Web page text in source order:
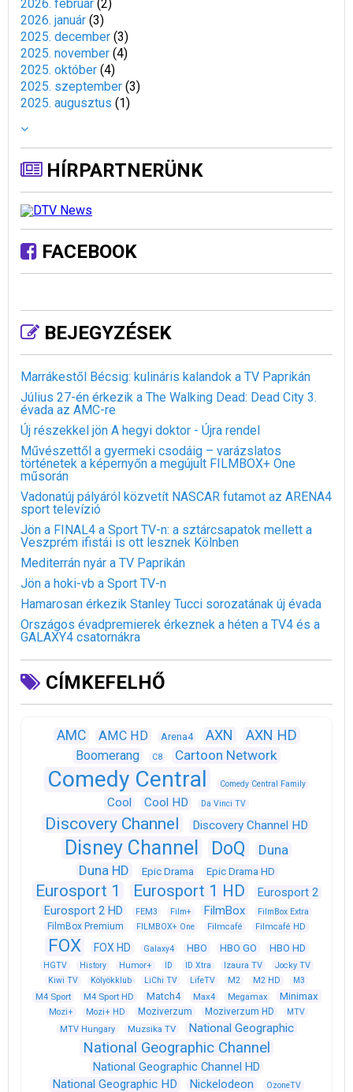
2026. február (2)
2026. január (3)
2025. december (3)
2025. november (4)
2025. október (4)
2025. szeptember (3)
2025. augusztus (1)
HÍRPARTNERÜNK
FACEBOOK
BEJEGYZÉSEK
Marrákestől Bécsig: kulináris kalandok a TV Paprikán
Július 27-én érkezik a The Walking Dead: Dead City 3.
évada az AMC-re
Új részekkel jön A hegyi doktor - Újra rendel
Művészettől a gyermeki csodáig – varázslatos
történetek a képernyőn a megújult FILMBOX+ One
műsorán
Vadonatúj pályáról közvetít NASCAR futamot az ARENA4
sport televízió
Jön a FINAL4 a Sport TV-n: a sztárcsapatok mellett a
Veszprém ifistái is ott lesznek Kölnben
Mediterrán nyár a TV Paprikán
Jön a hoki-vb a Sport TV-n
Hamarosan érkezik Stanley Tucci sorozatának új évada
Országos évadpremierek érkeznek a héten a TV4 és a
GALAXY4 csatornákra
CÍMKEFELHŐ
AMC AMC HD Arena4 AXN AXN HD
Boomerang C8 Cartoon Network
Comedy Central Comedy Central Family
Cool Cool HD Da Vinci TV
Discovery Channel Discovery Channel HD
Disney Channel DoQ
Duna
Duna HD
Epic Drama Epic Drama HD
Eurosport 1 Eurosport 1 HD
Eurosport 2
Eurosport 2 HD
FEM3 Film+ FilmBox FilmBox Extra
FilmBox Premium FILMBOX+ One Filmcafé Filmcafé HD
FOX FOX HD Galaxy4 HBO HBO GO HBO HD
HGTV History Humor+ ID ID Xtra Izaura TV
Jocky TV
Kiwi TV
Kölyökklub LiChi TV LifeTV M2 M2 HD M3
M4 Sport M4 Sport HD Match4 Max4 Megamax Minimax
Mozi+ Mozi+ HD Moziverzum Moziverzum HD
MTV
MTV Hungary
Muzsika TV National Geographic
National Geographic Channel
National Geographic Channel HD
National Geographic HD
Nickelodeon OzoneTV